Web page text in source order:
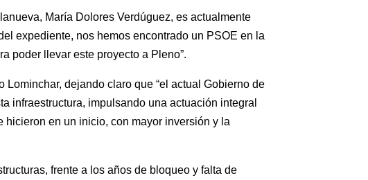
María Dolores Verdúguez, es actualmente
expediente, nos hemos encontrado un PSOE en la
poder llevar este proyecto a Pleno”.
dejando claro que “el actual Gobierno de
infraestructura, impulsando una actuación integral
hicieron en un inicio, con mayor inversión y la
frente a los años de bloqueo y falta de